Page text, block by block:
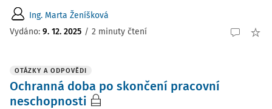
Ing. Marta Ženíšková
Vydáno: 9. 12. 2025 / 2 minuty čtení
OTÁZKY A ODPOVĚDI
Ochranná doba po skončení pracovní
neschopnosti